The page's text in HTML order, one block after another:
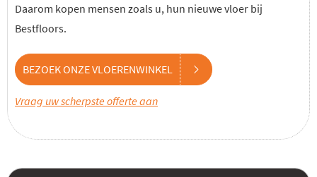
Daarom kopen mensen zoals u, hun nieuwe vloer bij
Bestfloors.
BEZOEK ONZE VLOERENWINKEL
Vraag uw scherpste offerte aan